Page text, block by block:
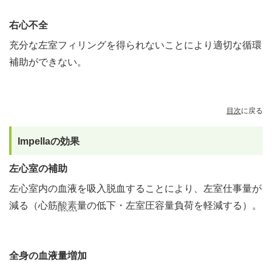
右心不全
充分な左室フィリングを得られないことにより適切な循環
補助ができない。
目次に戻る
Impellaの効果
左心室の補助
左心室内の血液を吸入脱血することにより、左室仕事量が
減る（心筋酸素量の低下・左室圧容量負荷を軽減する）。
全身の血液量増加